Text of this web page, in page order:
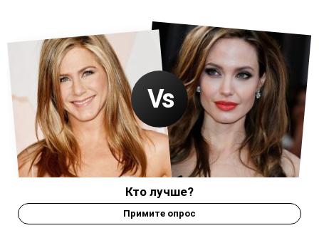
Кто лучше?
Примите опрос